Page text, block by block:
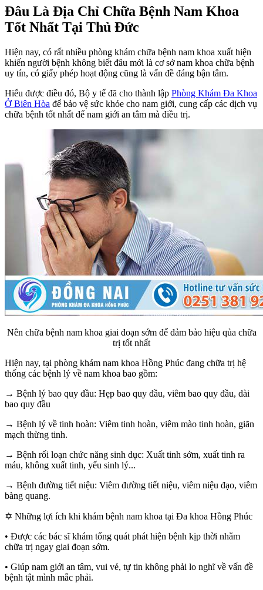
Đâu Là Địa Chỉ Chữa Bệnh Nam Khoa
Tốt Nhất Tại Thủ Đức
Hiện nay, có rất nhiều phòng khám chữa bệnh nam khoa xuất hiện
khiến người bệnh không biết đâu mới là cơ sở nam khoa chữa bệnh
uy tín, có giấy phép hoạt động cũng là vấn đề đáng bận tâm.
Hiểu được điều đó, Bộ y tế đã cho thành lập Phòng Khám Đa Khoa
Ở Biên Hòa để bảo vệ sức khỏe cho nam giới, cung cấp các dịch vụ
chữa bệnh tốt nhất để nam giới an tâm mà điều trị.
Nên chữa bệnh nam khoa giai đoạn sớm để đảm bảo hiệu qủa chữa
trị tốt nhất
Hiện nay, tại phòng khám nam khoa Hồng Phúc đang chữa trị hệ
thống các bệnh lý về nam khoa bao gồm:
→ Bệnh lý bao quy đầu: Hẹp bao quy đầu, viêm bao quy đầu, dài
bao quy đầu
→ Bệnh lý về tinh hoàn: Viêm tinh hoàn, viêm mào tinh hoàn, giãn
mạch thừng tinh.
→ Bệnh rối loạn chức năng sinh dục: Xuất tinh sớm, xuất tinh ra
máu, không xuất tinh, yếu sinh lý...
→ Bệnh đường tiết niệu: Viêm đường tiết niệu, viêm niệu đạo, viêm
bàng quang.
✡ Những lợi ích khi khám bệnh nam khoa tại Đa khoa Hồng Phúc
• Được các bác sĩ khám tổng quát phát hiện bệnh kịp thời nhằm
chữa trị ngay giai đoạn sớm.
• Giúp nam giới an tâm, vui vẻ, tự tin không phải lo nghĩ về vấn đề
bệnh tật mình mắc phải.